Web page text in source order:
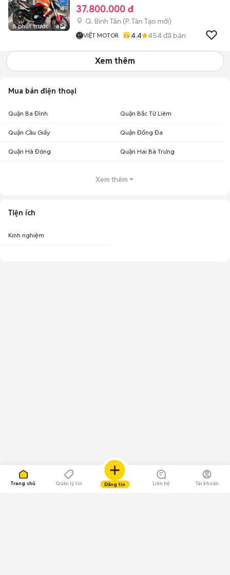
Trang chủ Quản lý tin Đăng tin Liên hệ Tài khoản
8 phút trước 8
37.800.000 đ
Q. Bình Tân (P. Tân Tạo mới)
VIỆT MOTOR 4.4 454đã bán
Xem thêm
Mua bán điện thoại
Quận Ba Đình Quận Bắc Từ Liêm
Quận Cầu Giấy Quận Đống Đa
Quận Hà Đông Quận Hai Bà Trưng
Xem thêm
Tiện ích
Kinh nghiệm